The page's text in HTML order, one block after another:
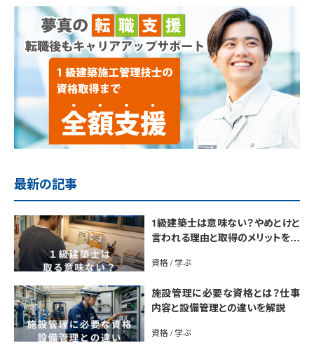
最新の記事
1級建築士は意味ない？やめとけと
言われる理由と取得のメリットを解
資格 / 学ぶ
施設管理に必要な資格とは？仕事
内容と設備管理との違いを解説
資格 / 学ぶ